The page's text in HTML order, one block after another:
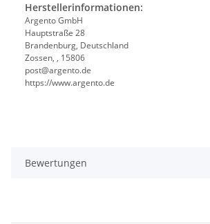
Herstellerinformationen:
Argento GmbH
Hauptstraße 28
Brandenburg, Deutschland
Zossen, , 15806
post@argento.de
https://www.argento.de
Bewertungen